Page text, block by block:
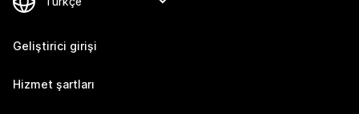
Geliştirici girişi
Hizmet şartları